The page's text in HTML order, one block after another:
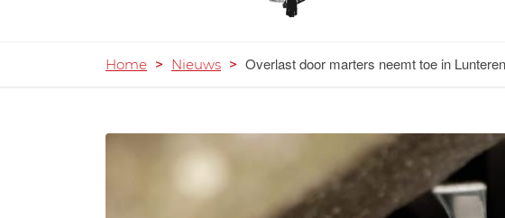
Home > Nieuws > Overlast door marters neemt toe in Lunteren